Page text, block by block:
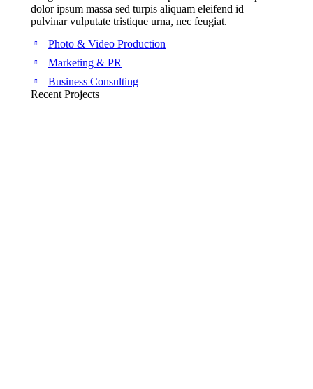
dolor ipsum massa sed turpis aliquam eleifend id
pulvinar vulputate tristique urna, nec feugiat.
Photo & Video Production
Marketing & PR
Business Consulting
Recent Projects